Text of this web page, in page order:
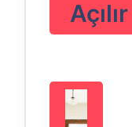
Açılır